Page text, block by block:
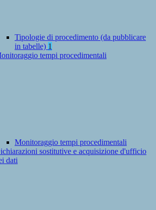
Tipologie di procedimento (da pubblicare
in tabelle) 1
tempi procedimentali
Monitoraggio tempi procedimentali
sostitutive e acquisizione d'ufficio
dati